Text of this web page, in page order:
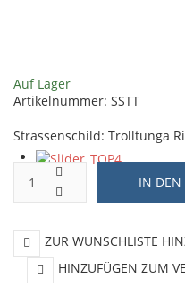
Auf Lager
Artikelnummer: SSTT
Strassenschild: Trolltunga
ZUR WUNSCHLISTE
HINZUFÜGEN ZUM